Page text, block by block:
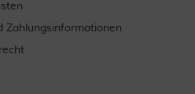
Zahlungsinformationen